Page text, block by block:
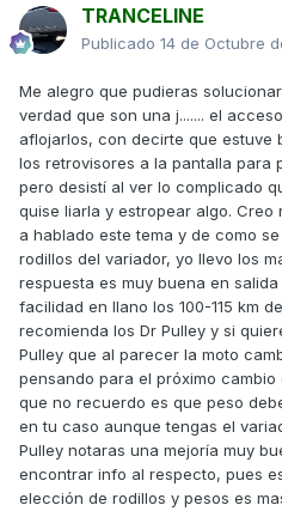
TRANCELINE
Publicado 14 de Octubre
Me alegro que pudieras
verdad que son una j....... el
aflojarlos, con decirte que estuve
los retrovisores a la pantalla para
pero desistí al ver lo complicado
quise liarla y estropear algo.
a hablado este tema y de como
rodillos del variador, yo llevo los
respuesta es muy buena en
facilidad en llano los 100-115 km
recomienda los Dr Pulley y si
Pulley que al parecer la moto
pensando para el próximo
que no recuerdo es que peso
en tu caso aunque tengas el
Pulley notaras una mejoría muy
encontrar info al respecto, pues
elección de rodillos y pesos es